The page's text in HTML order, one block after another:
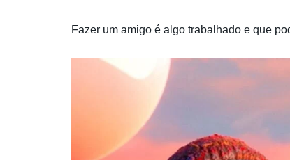
Fazer um amigo é algo trabalhado e que